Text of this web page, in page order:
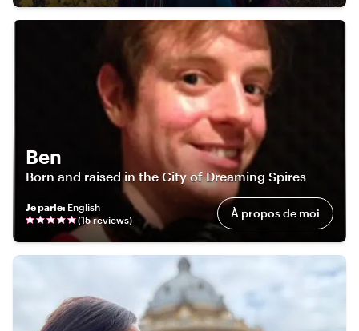
Ben
Born and raised in the City of Dreaming Spires
Je parle: English
(15reviews) À propos de moi